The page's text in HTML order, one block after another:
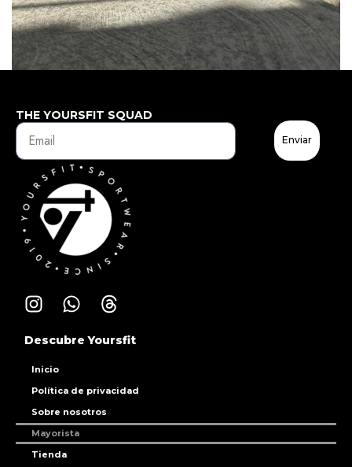
THE YOURSFIT SQUAD
Enviar
Inicio
Política de privacidad
Sobre nosotros
Mayorista
Tienda
Descubre Yoursfit